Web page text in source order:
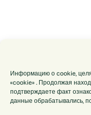
Информацию о cookie,
«cookie» . Продолжая
подтверждаете факт
данные обрабатывались,